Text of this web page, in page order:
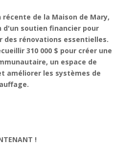
de la Maison de Mary,
d'un soutien financier pour
des rénovations essentielles.
310 000 $ pour créer une
un espace de
améliorer les systèmes de
!